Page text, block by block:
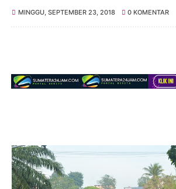
MINGGU, SEPTEMBER 23, 2018 0 KOMENTAR